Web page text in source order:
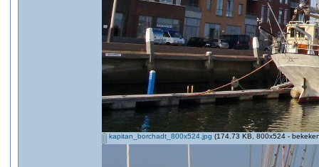
kapitan_borchadt_800x524.jpg (174.73 KB, 800x524 -